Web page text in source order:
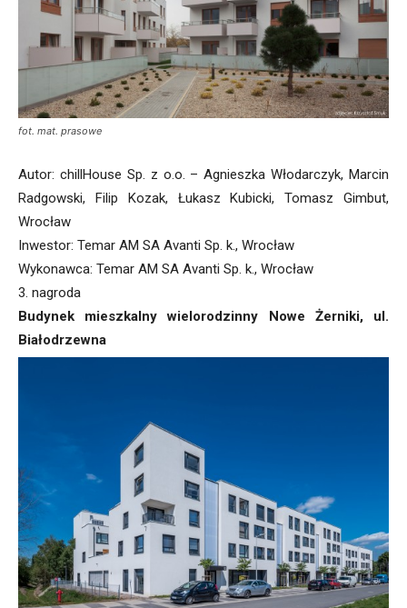
fot. mat. prasowe
Autor: chillHouse Sp. z o.o. – Agnieszka Włodarczyk, Marcin
Radgowski, Filip Kozak, Łukasz Kubicki, Tomasz Gimbut,
Wrocław
Inwestor: Temar AM SA Avanti Sp. k., Wrocław
Wykonawca: Temar AM SA Avanti Sp. k., Wrocław
3. nagroda
Budynek mieszkalny wielorodzinny Nowe Żerniki, ul.
Białodrzewna